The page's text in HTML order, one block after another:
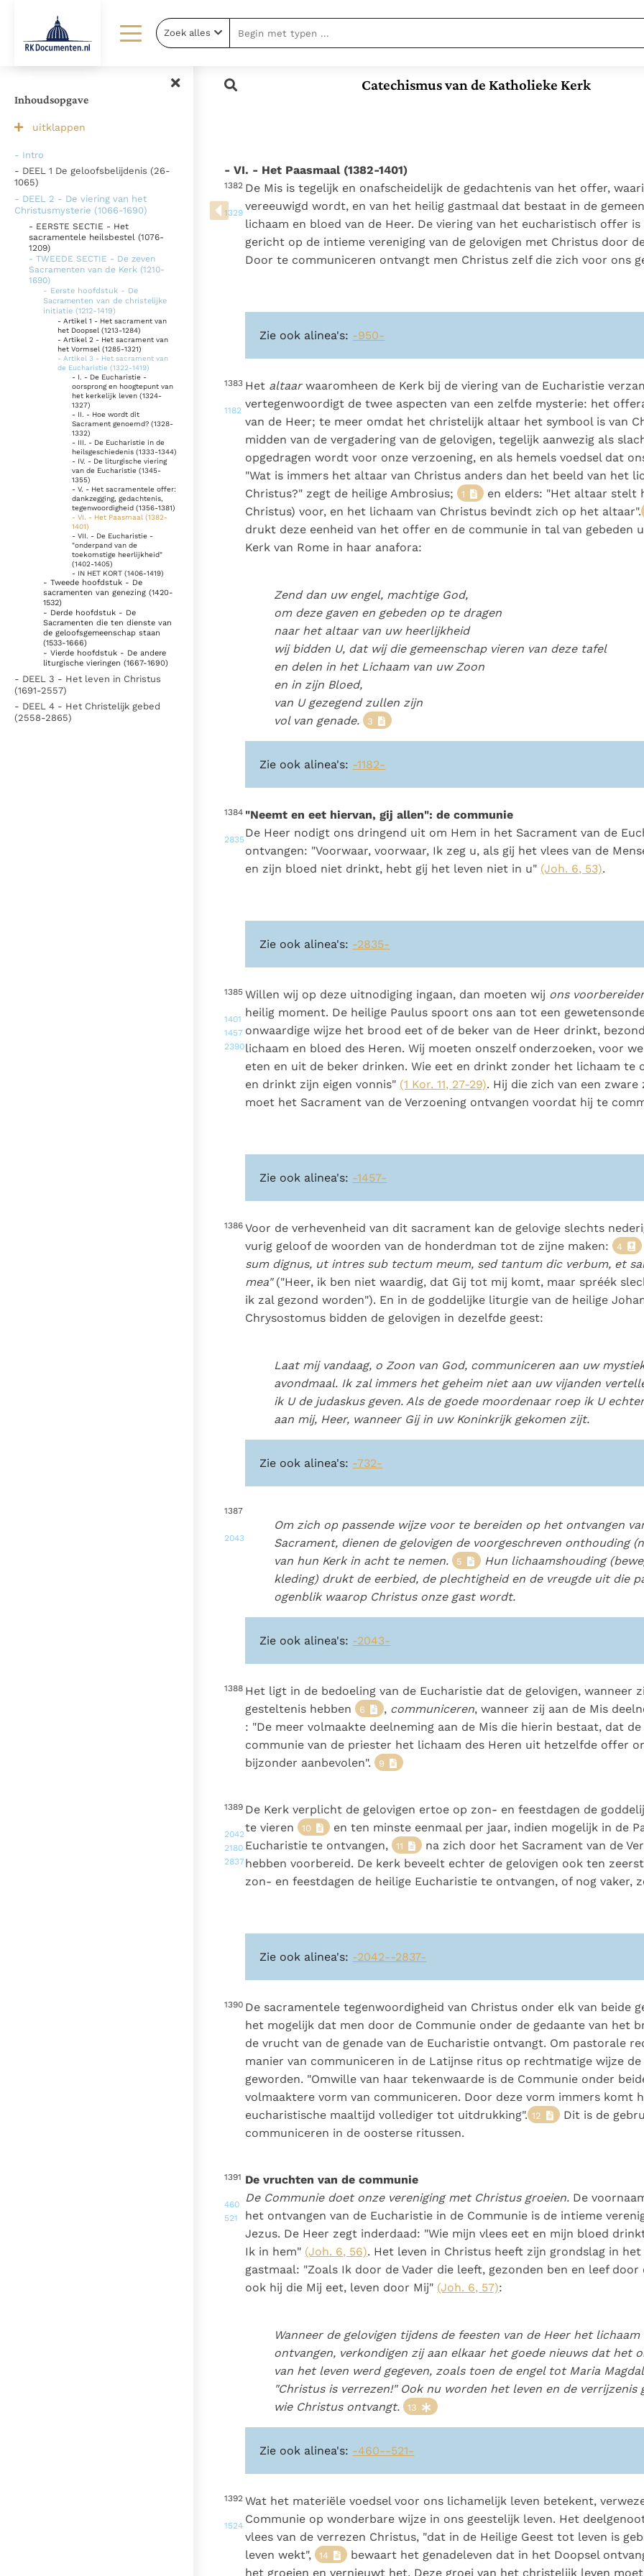
Lezen
Bijbel
Berichten
Denzinger
Over ons
Over RK Documenten
Nieuwsbrief
Gebruiksvoorwaarden
Documenten
koninkrijk te
herkennen
Gods Koninkrijk
groeit stilletjes door
liefde, niet door
dwang
De mystiek. De
mystieke
verschijnselen en de
heiligheid
Open uw hart voor
het zaad van Gods
Woord
Paus naar Pavia om o.a. H.
autonomie
Wereldvoedselprogramma
toe
Paus Leo XIV in Pavia: "De
stad is zowel een gave
als een taak"
Zoek alles
Catechismus van de Katholieke Kerk
Inhoudsopgave
uitklappen
- Intro
- DEEL 1 De geloofsbelijdenis (26-
1065)
- DEEL 2 - De viering van het
Christusmysterie (1066-1690)
- EERSTE SECTIE - Het
sacramentele heilsbestel (1076-
1209)
- TWEEDE SECTIE - De zeven
Sacramenten van de Kerk (1210-
1690)
- Eerste hoofdstuk - De
Sacramenten van de christelijke
initiatie (1212-1419)
- Artikel 1 - Het sacrament van
het Doopsel (1213-1284)
- Artikel 2 - Het sacrament van
het Vormsel (1285-1321)
- Artikel 3 - Het sacrament van
de Eucharistie (1322-1419)
- I. - De Eucharistie -
oorsprong en hoogtepunt van
het kerkelijk leven (1324-
1327)
- II. - Hoe wordt dit
Sacrament genoemd? (1328-
1332)
- III. - De Eucharistie in de
heilsgeschiedenis (1333-1344)
- IV. - De liturgische viering
van de Eucharistie (1345-
1355)
- V. - Het sacramentele offer:
dankzegging, gedachtenis,
tegenwoordigheid (1356-1381)
- VI. - Het Paasmaal (1382-
1401)
- VII. - De Eucharistie -
"onderpand van de
toekomstige heerlijkheid"
(1402-1405)
- IN HET KORT (1406-1419)
- Tweede hoofdstuk - De
sacramenten van genezing (1420-
1532)
- Derde hoofdstuk - De
Sacramenten die ten dienste van
de geloofsgemeenschap staan
(1533-1666)
- Vierde hoofdstuk - De andere
liturgische vieringen (1667-1690)
- DEEL 3 - Het leven in Christus
(1691-2557)
- DEEL 4 - Het Christelijk gebed
(2558-2865)
- VI. - Het Paasmaal (1382-1401)
1382
1329
De Mis is tegelijk en onafscheidelijk de gedachtenis van het offer,
vereeuwigd wordt, en van het heilig gastmaal dat bestaat in de
lichaam en bloed van de Heer. De viering van het eucharistisch offer
gericht op de intieme vereniging van de gelovigen met Christus door
Door te communiceren ontvangt men Christus zelf die zich voor ons
Zie ook alinea's: -950-
1383
1182
Het altaarwaaromheen de Kerk bij de viering van de Eucharistie
vertegenwoordigt de twee aspecten van een zelfde mysterie: het
van de Heer; te meer omdat het christelijk altaar het symbool is van
midden van de vergadering van de gelovigen, tegelijk aanwezig als
opgedragen wordt voor onze verzoening, en als hemels voedsel dat
"Wat is immers het altaar van Christus anders dan het beeld van het
Christus?" zegt de heilige Ambrosius; 1
en elders: "Het altaar stelt
Christus) voor, en het lichaam van Christus bevindt zich op het altaar".
drukt deze eenheid van het offer en de communie in tal van gebeden
Kerk van Rome in haar anafora:
Zend dan uw engel, machtige God,
om deze gaven en gebeden op te dragen
naar het altaar van uw heerlijkheid
wij bidden U, dat wij die gemeenschap vieren van deze tafel
en delen in het Lichaam van uw Zoon
en in zijn Bloed,
van U gezegend zullen zijn
vol van genade. 3
Zie ook alinea's: -1182-
1384
2835
"Neemt en eet hiervan, gij allen": de communie
De Heer nodigt ons dringend uit om Hem in het Sacrament van de
ontvangen: "Voorwaar, voorwaar, Ik zeg u, als gij het vlees van de
en zijn bloed niet drinkt, hebt gij het leven niet in u" (Joh. 6, 53).
Zie ook alinea's: -2835-
1385
1401
1457
2390
Willen wij op deze uitnodiging ingaan, dan moeten wij ons
heilig moment. De heilige Paulus spoort ons aan tot een
onwaardige wijze het brood eet of de beker van de Heer drinkt,
lichaam en bloed des Heren. Wij moeten onszelf onderzoeken, voor
eten en uit de beker drinken. Wie eet en drinkt zonder het lichaam te
en drinkt zijn eigen vonnis" (1 Kor. 11, 27-29). Hij die zich van een zware
moet het Sacrament van de Verzoening ontvangen voordat hij te
Zie ook alinea's: -1457-
1386 Voor de verhevenheid van dit sacrament kan de gelovige slechts
vurig geloof de woorden van de honderdman tot de zijne maken: 4
sum dignus, ut intres sub tectum meum, sed tantum dic verbum, et
mea"("Heer, ik ben niet waardig, dat Gij tot mij komt, maar spréék
ik zal gezond worden"). En in de goddelijke liturgie van de heilige
Chrysostomus bidden de gelovigen in dezelfde geest:
Laat mij vandaag, o Zoon van God, communiceren aan uw
avondmaal. Ik zal immers het geheim niet aan uw vijanden
ik U de judaskus geven. Als de goede moordenaar roep ik U
aan mij, Heer, wanneer Gij in uw Koninkrijk gekomen zijt.
Zie ook alinea's: -732-
1387
2043
Om zich op passende wijze voor te bereiden op het ontvangen
Sacrament, dienen de gelovigen de voorgeschreven onthouding
van hun Kerk in acht te nemen. 5
Hun lichaamshouding
kleding) drukt de eerbied, de plechtigheid en de vreugde uit die
ogenblik waarop Christus onze gast wordt.
Zie ook alinea's: -2043-
1388 Het ligt in de bedoeling van de Eucharistie dat de gelovigen, wanneer
gesteltenis hebben 6 , communiceren, wanneer zij aan de Mis
: "De meer volmaakte deelneming aan de Mis die hierin bestaat, dat
communie van de priester het lichaam des Heren uit hetzelfde offer
bijzonder aanbevolen". 9
1389
2042
2180
2837
De Kerk verplicht de gelovigen ertoe op zon- en feestdagen de
te vieren 10
en ten minste eenmaal per jaar, indien mogelijk in de
Eucharistie te ontvangen, 11
na zich door het Sacrament van de
hebben voorbereid. De kerk beveelt echter de gelovigen ook ten
zon- en feestdagen de heilige Eucharistie te ontvangen, of nog vaker,
Zie ook alinea's: -2042--2837-
1390 De sacramentele tegenwoordigheid van Christus onder elk van beide
het mogelijk dat men door de Communie onder de gedaante van het
de vrucht van de genade van de Eucharistie ontvangt. Om pastorale
manier van communiceren in de Latijnse ritus op rechtmatige wijze de
geworden. "Omwille van haar tekenwaarde is de Communie onder
volmaaktere vorm van communiceren. Door deze vorm immers komt
eucharistische maaltijd vollediger tot uitdrukking". 12
Dit is de
communiceren in de oosterse ritussen.
1391
460
521
De vruchten van de communie
De Communie doet onze vereniging met Christus groeien. De
het ontvangen van de Eucharistie in de Communie is de intieme
Jezus. De Heer zegt inderdaad: "Wie mijn vlees eet en mijn bloed
Ik in hem" (Joh. 6, 56). Het leven in Christus heeft zijn grondslag in
gastmaal: "Zoals Ik door de Vader die leeft, gezonden ben en leef door
ook hij die Mij eet, leven door Mij" (Joh. 6, 57):
Wanneer de gelovigen tijdens de feesten van de Heer het lichaam
ontvangen, verkondigen zij aan elkaar het goede nieuws dat het
van het leven werd gegeven, zoals toen de engel tot Maria
"Christus is verrezen!" Ook nu worden het leven en de verrijzenis
wie Christus ontvangt. 13
Zie ook alinea's: -460--521-
1392
1524
Wat het materiële voedsel voor ons lichamelijk leven betekent,
Communie op wonderbare wijze in ons geestelijk leven. Het
vlees van de verrezen Christus, "dat in de Heilige Geest tot leven is
leven wekt", 14
bewaart het genadeleven dat in het Doopsel
het groeien en vernieuwt het. Deze groei van het christelijk leven